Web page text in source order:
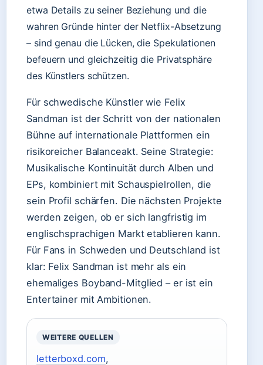
etwa Details zu seiner Beziehung und die
wahren Gründe hinter der Netflix-Absetzung
– sind genau die Lücken, die Spekulationen
befeuern und gleichzeitig die Privatsphäre
des Künstlers schützen.
Für schwedische Künstler wie Felix
Sandman ist der Schritt von der nationalen
Bühne auf internationale Plattformen ein
risikoreicher Balanceakt. Seine Strategie:
Musikalische Kontinuität durch Alben und
EPs, kombiniert mit Schauspielrollen, die
sein Profil schärfen. Die nächsten Projekte
werden zeigen, ob er sich langfristig im
englischsprachigen Markt etablieren kann.
Für Fans in Schweden und Deutschland ist
klar: Felix Sandman ist mehr als ein
ehemaliges Boyband-Mitglied – er ist ein
Entertainer mit Ambitionen.
WEITERE QUELLEN
letterboxd.com,